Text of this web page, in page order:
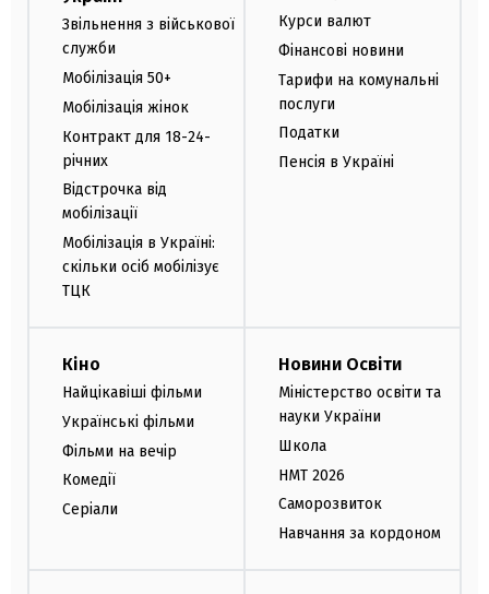
Звільнення з військової
служби
Мобілізація 50+
Мобілізація жінок
Контракт для 18-24-
річних
Відстрочка від
мобілізації
Мобілізація в Україні:
скільки осіб мобілізує
ТЦК
Курси валют
Фінансові новини
Тарифи на комунальні
послуги
Податки
Пенсія в Україні
Кіно
Найцікавіші фільми
Українські фільми
Фільми на вечір
Комедії
Серіали
Новини Освіти
Міністерство освіти та
науки України
Школа
НМТ 2026
Саморозвиток
Навчання за кордоном